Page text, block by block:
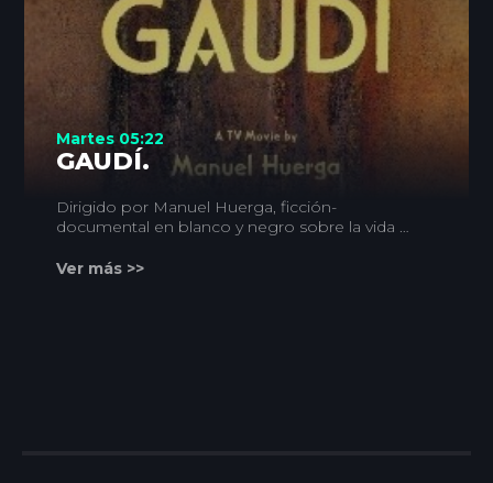
Martes 05:22
GAUDÍ.
Dirigido por Manuel Huerga, ficción-
documental en blanco y negro sobre la vida y
Ver más >>